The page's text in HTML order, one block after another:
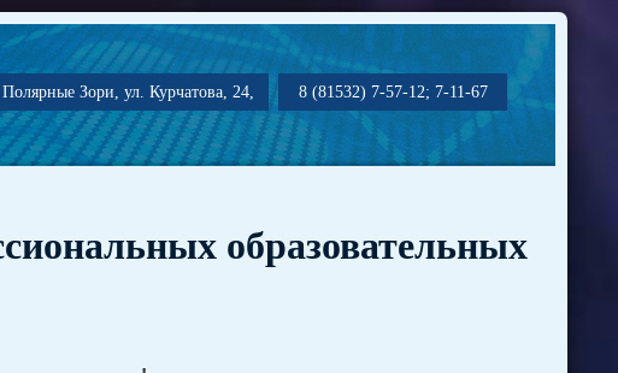
Полярные Зори, ул. Курчатова, 24, 8 (81532) 7-57-12; 7-11-67
образовательных